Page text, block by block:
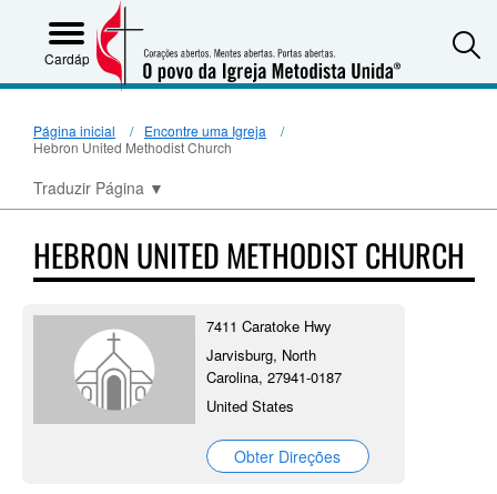
Cardápio
Página inicial
Encontre uma Igreja
Hebron United Methodist Church
Traduzir Página ▼
HEBRON UNITED METHODIST CHURCH
7411 Caratoke Hwy
Jarvisburg, North
Carolina, 27941-0187
United States
Obter Direções